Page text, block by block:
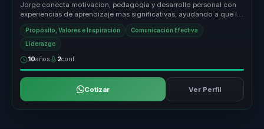
Jorge conecta motivacion, pedagogia y desarrollo personal con
experiencias de aprendizaje mas significativas, ayudando a que la
audiencia...
Propósito, Valores e Inspiración Comunicación Efectiva
Liderazgo
10años 2conf.
Cotizar Ver Perfil